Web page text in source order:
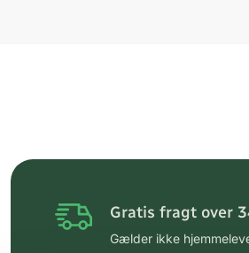
Gratis fragt over
Gælder ikke